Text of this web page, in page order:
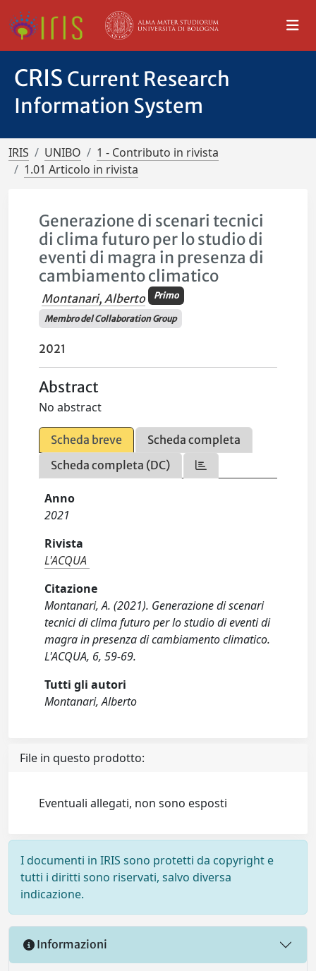
CRIS Current Research
Information System
IRIS UNIBO
1 - Contributo in rivista
1.01 Articolo in rivista
Generazione di scenari tecnici
di clima futuro per lo studio di
eventi di magra in presenza di
cambiamento climatico
Montanari, Alberto Primo
Membro del Collaboration Group
2021
Abstract
No abstract
Scheda breve
Scheda completa
Scheda completa (DC)
Anno
2021
Rivista
L'ACQUA
Citazione
Montanari, A. (2021). Generazione di scenari
tecnici di clima futuro per lo studio di eventi di
magra in presenza di cambiamento climatico.
L'ACQUA, 6, 59-69.
Tutti gli autori
Montanari, Alberto
File in questo prodotto:
Eventuali allegati, non sono esposti
I documenti in IRIS sono protetti da copyright e
tutti i diritti sono riservati, salvo diversa
indicazione.
Informazioni